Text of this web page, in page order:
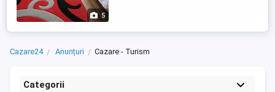
5
Cazare24 Anunțuri Cazare - Turism
Categorii